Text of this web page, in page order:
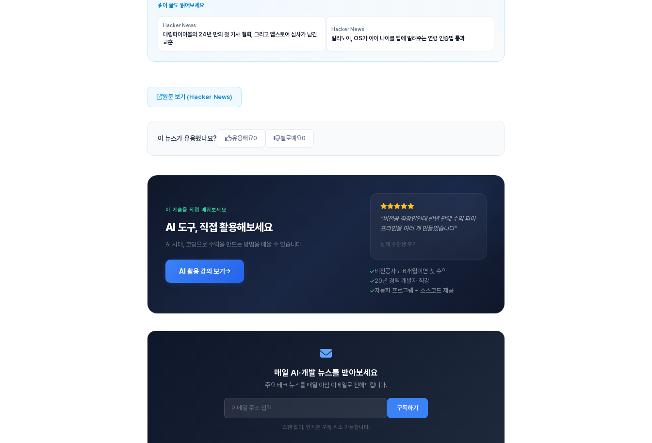
이 글도 읽어보세요
Hacker News
대링파이어볼의 24년 만의 첫 기사 철회, 그리고 앱스토어 심사가 남긴
교훈
Hacker News
일리노이, OS가 아이 나이를 앱에 알려주는 연령 인증법 통과
원문 보기 (Hacker News)
이 뉴스가 유용했나요? 유용해요0 별로예요0
이 기술을 직접 배워보세요
AI 도구, 직접 활용해보세요
AI 시대, 코딩으로 수익을 만드는 방법을 배울 수 있습니다.
AI 활용 강의 보기
"비전공 직장인인데 반년 만에 수익 파이
프라인을 여러 개 만들었습니다"
실제 수강생 후기
비전공자도 6개월이면 첫 수익
20년 경력 개발자 직강
자동화 프로그램 + 소스코드 제공
매일 AI·개발 뉴스를 받아보세요
주요 테크 뉴스를 매일 아침 이메일로 전해드립니다.
구독하기
스팸 없이, 언제든 구독 취소 가능합니다.